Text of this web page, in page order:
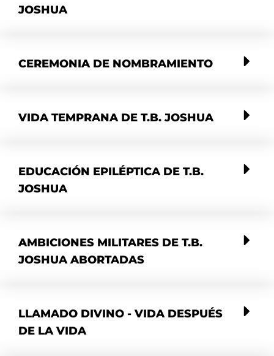
JOSHUA
CEREMONIA DE NOMBRAMIENTO
VIDA TEMPRANA DE T.B. JOSHUA
EDUCACIÓN EPILÉPTICA DE T.B.
JOSHUA
AMBICIONES MILITARES DE T.B.
JOSHUA ABORTADAS
LLAMADO DIVINO - VIDA DESPUÉS
DE LA VIDA